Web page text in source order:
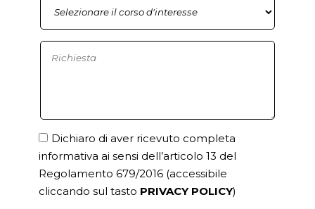
Dichiaro di aver ricevuto completa
informativa ai sensi dell’articolo 13 del
Regolamento 679/2016 (accessibile
cliccando sul tasto PRIVACY POLICY)